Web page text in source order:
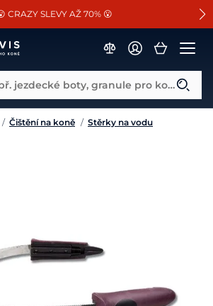
13% na vše od Cassini!
CRAZY SLEVY AŽ 70% 😮
k vybraným sedlům ZDARMA 🐴
Co hledáte? Např. jezdecké boty, granule pro koně...
/ Čištění na koně / Stěrky na vodu